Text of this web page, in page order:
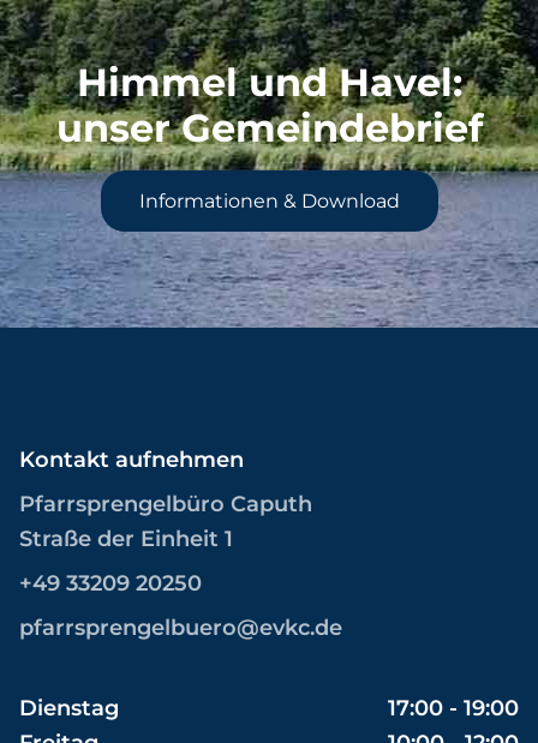
Himmel und Havel:
unser Gemeindebrief
Informationen & Download
Kontakt aufnehmen
Pfarrsprengelbüro Caputh
Straße der Einheit 1
+49 33209 20250
pfarrsprengelbuero@evkc.de
Dienstag
17:00 - 19:00